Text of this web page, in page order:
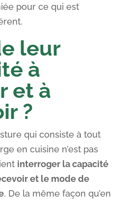
pour ce qui est
leur
à
et à
?
qui consiste à tout
en cuisine n’est pas
interroger la capacité
et le mode de
. De la même façon qu’en